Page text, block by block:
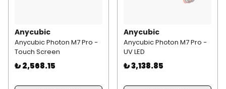
Anycubic
Anycubic Photon M7 Pro -
Touch Screen
₺ 2,568.15
Anycubic
Anycubic Photon M7 Pro -
UV LED
₺ 3,138.85